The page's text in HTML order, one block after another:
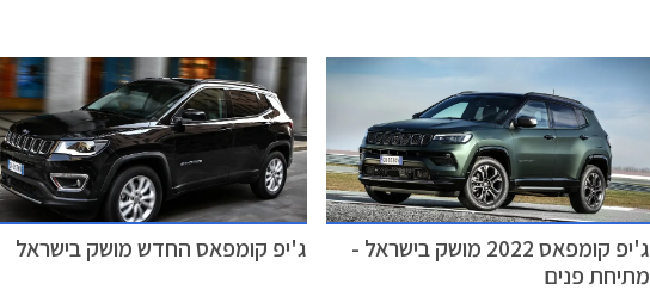
מיילד-הייבריד, פלאג-אין הייבריד וחשמל בדומה
לאחיו הצרפתים אך בניגוד אליהם מקבל גם גרסת
לטובת יכולות שטח עדיפות.
ג'יפ קומפאס 2022 מושק בישראל -
מתיחת פנים
ג'יפ קומפאס החדש מושק בישראל